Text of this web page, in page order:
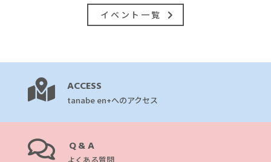
イベント一覧
ACCESS
tanabe en+へのアクセス
Q&A